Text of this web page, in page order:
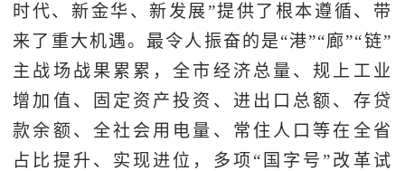
时代、新金华、新发展”提供了根本遵循、带
来了重大机遇。最令人振奋的是“港”“廊”“链”
主战场战果累累，全市经济总量、规上工业
增加值、固定资产投资、进出口总额、存贷
款余额、全社会用电量、常住人口等在全省
占比提升、实现进位，多项“国字号”改革试